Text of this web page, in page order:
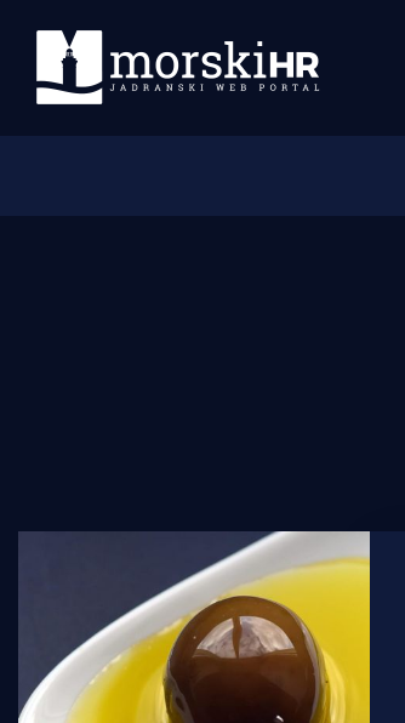
Turizam i nautika
Ekologija